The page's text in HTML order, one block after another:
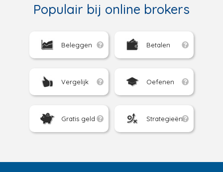
Populair bij online brokers
Beleggen Betalen
Vergelijk Oefenen
Gratis geld Strategieën